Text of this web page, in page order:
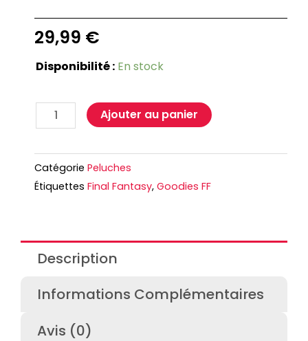
29,99 €
Disponibilité : En stock
Ajouter au panier
Catégorie Peluches
Étiquettes Final Fantasy, Goodies FF
Description
Informations Complémentaires
Avis (0)